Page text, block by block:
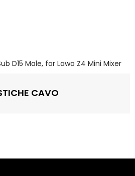
D15 Male, for Lawo Z4 Mini Mixer
CAVO